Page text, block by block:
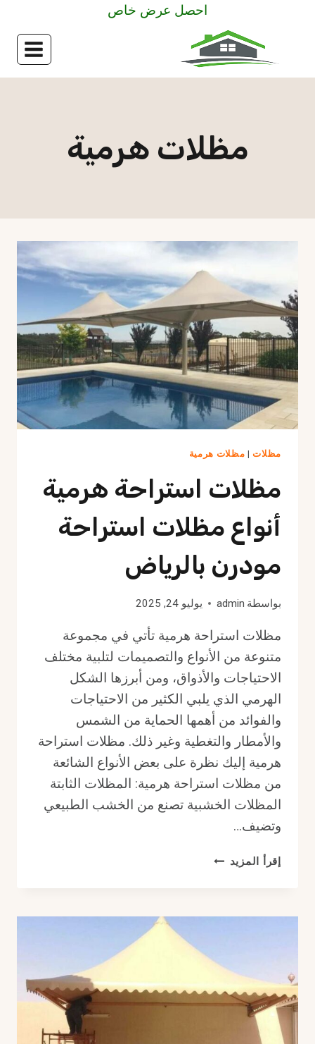
احصل عرض خاص
مظلات هرمية
مظلات| مظلات هرمية
مظلات استراحة هرمية
أنواع مظلات استراحة
مودرن بالرياض
بواسطة admin يوليو 24, 2025
مظلات استراحة هرمية تأتي في مجموعة
متنوعة من الأنواع والتصميمات لتلبية مختلف
الاحتياجات والأذواق، ومن أبرزها الشكل
الهرمي الذي يلبي الكثير من الاحتياجات
والفوائد من أهمها الحماية من الشمس
والأمطار والتغطية وغير ذلك. مظلات استراحة
هرمية إليك نظرة على بعض الأنواع الشائعة
من مظلات استراحة هرمية: المظلات الثابتة
المظلات الخشبية تصنع من الخشب الطبيعي
وتضيف…
إقرأ المزيد مظلات
استراحة
مودرن